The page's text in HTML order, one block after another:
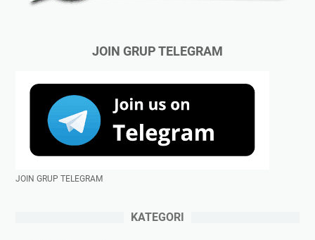
JOIN GRUP TELEGRAM
JOIN GRUP TELEGRAM
KATEGORI